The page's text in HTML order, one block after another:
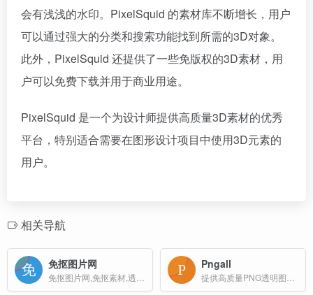
会有浅浅的水印。PixelSquid 的素材库不断增长，用户
可以通过强大的分类和搜索功能找到所需的3D对象。
此外，PixelSquid 还提供了一些免版权的3D素材，用
户可以免费下载并用于商业用途。
PixelSquid 是一个为设计师提供高质量3D素材的优秀
平台，特别适合需要在图形设计项目中使用3D元素的
用户。
相关导航
免抠图片网 Pngall